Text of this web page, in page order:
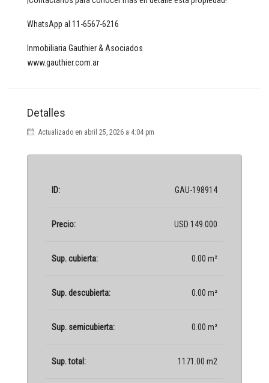
WhatsApp al 11-6567-6216
Inmobiliaria Gauthier & Asociados
www.gauthier.com.ar
Detalles
Actualizado en abril 25, 2026 a 4:04 pm
ID: GAU-198914
Precio: USD 149.000
Sup. cubierta: 0.00 m²
Sup. descubierta: 0.00 m²
Sup. semicubierta: 0.00 m²
Sup. total: 1171.00 m2